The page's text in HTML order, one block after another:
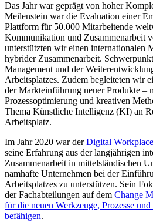
Das Jahr war geprägt von hoher
Meilenstein war die Evaluation einer
Plattform für 50.000 Mitarbeitende
Kommunikation und Zusammenarbeit
unterstützten wir einen internationalen
hybrider Zusammenarbeit.
Management und der
Arbeitsplatzes. Zudem begleiteten wir
der Markteinführung neuer Produkte –
Prozessoptimierung und kreativen
Thema Künstliche Intelligenz (KI) an
Arbeitsplatz.
Im Jahr 2020 war derDigital Workplace
seine Erfahrung aus der langjährigen
Zusammenarbeit in mittelständischen
namhafte Unternehmen bei der
Arbeitsplatzes zu unterstützen. Sein
der Fachabteilungen auf dem Change
für die neuen Werkzeuge, Prozesse
befähigen.